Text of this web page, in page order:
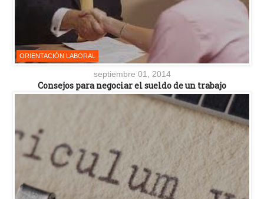
ORIENTACIÓN LABORAL
septiembre 01, 2014
Consejos para negociar el sueldo de un trabajo